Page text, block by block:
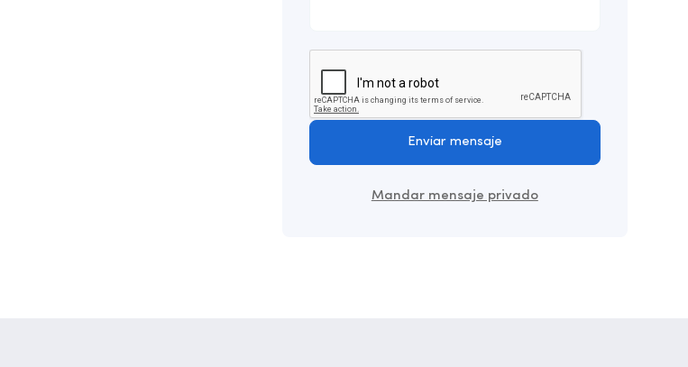
Enviar mensaje
Mandar mensaje privado